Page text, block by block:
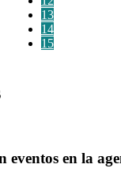
13
14
15
eventos en la